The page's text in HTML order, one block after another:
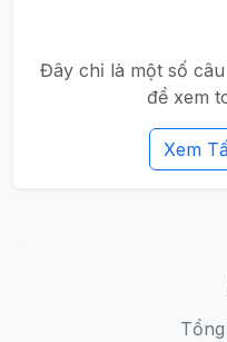
Đây chỉ là một số
để xem
Xem